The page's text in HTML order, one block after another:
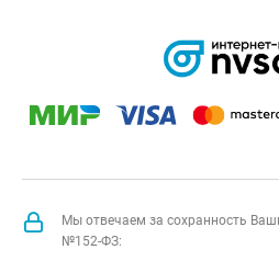
Мы отвечаем за сохранность
№152-ФЗ: